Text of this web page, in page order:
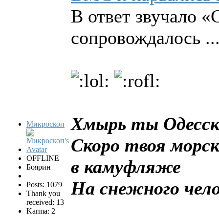
Микроскоп
OFFLINE
Боярин
Posts: 1079
Thank you
received: 13
Karma: 2
В ответ звучало
сопровождалось
Хмырь ты
Скоро твоя
в камуфляже
На снежного